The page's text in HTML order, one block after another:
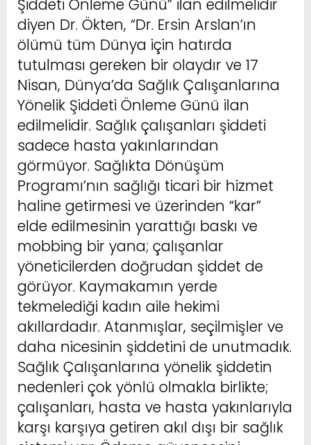
Şiddeti Önleme Günü” ilan edilmelidir
diyen Dr. Ökten, “Dr. Ersin Arslan’ın
ölümü tüm Dünya için hatırda
tutulması gereken bir olaydır ve 17
Nisan, Dünya’da Sağlık Çalışanlarına
Yönelik Şiddeti Önleme Günü ilan
edilmelidir. Sağlık çalışanları şiddeti
sadece hasta yakınlarından
görmüyor. Sağlıkta Dönüşüm
Programı’nın sağlığı ticari bir hizmet
haline getirmesi ve üzerinden “kar”
elde edilmesinin yarattığı baskı ve
mobbing bir yana; çalışanlar
yöneticilerden doğrudan şiddet de
görüyor. Kaymakamın yerde
tekmelediği kadın aile hekimi
akıllardadır. Atanmışlar, seçilmişler ve
daha nicesinin şiddetini de unutmadık.
Sağlık Çalışanlarına yönelik şiddetin
nedenleri çok yönlü olmakla birlikte;
çalışanları, hasta ve hasta yakınlarıyla
karşı karşıya getiren akıl dışı bir sağlık